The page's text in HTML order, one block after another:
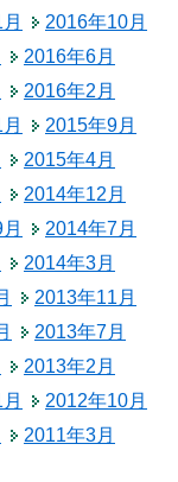
2016年10月
2016年6月
2016年2月
2015年9月
2015年4月
2014年12月
2014年7月
2014年3月
2013年11月
2013年7月
2013年2月
2012年10月
2011年3月